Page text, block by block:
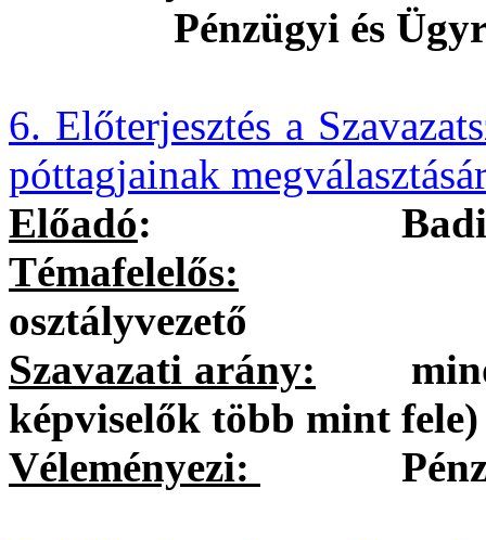
Pénzügyi és
6. Előterjesztés a
póttagjainak
Előadó:
Témafelelős:
osztályvezető
Szavazati arány:
képviselők több mint fele)
Véleményezi: